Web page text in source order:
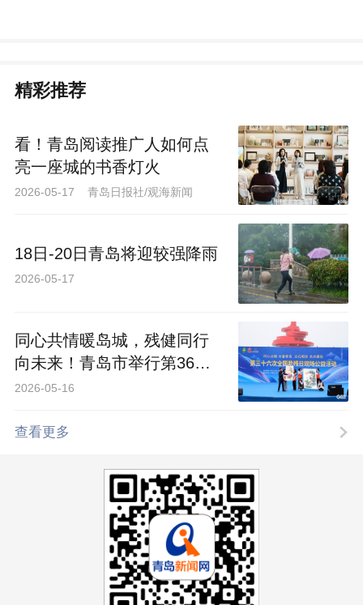
精彩推荐
看！青岛阅读推广人如何点
亮一座城的书香灯火
2026-05-17 青岛日报社/观海新闻
18日-20日青岛将迎较强降雨
2026-05-17
同心共情暖岛城，残健同行
向未来！青岛市举行第36次
全国助残日现场公益活动
2026-05-16
查看更多